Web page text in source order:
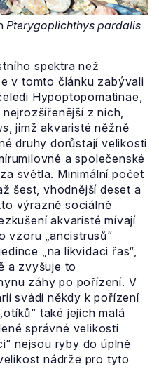
Pterygoplichthys pardalis
spektra než
v tomto článku zabývali
Hypoptopomatinae,
z nich,
, jimž akvaristé něžně
druhy dorůstají velikosti
a společenské
světla. Minimální počet
šest, vhodnější deset a
výrazně sociálně
akvaristé mívají
vzoru „ancistrusů“
„na likvidaci řas“,
a zvyšuje to
záhy po pořízení. V
svádí někdy k pořízení
také jejich malá
správné velikosti
nejsou ryby do úplně
nádrže pro tyto